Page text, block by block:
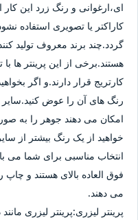
ای،ارغوانی و رنگ زرد این
کاراکتر یا تصویری استفاده
گردد.چند برند معروف تولید
هستند.برخی از این پرینتر ها
کارتریج قرار دارند.و اگر
رنگ های آن را عوض
امکان می دهند جوهر را به
خواهید از یک رنگ بیشتر از
انتخاب مناسبی برای شما می
فوق العاده بالای هستند و
می دهند.
پرینتر لیزری:پرینتر لیزری